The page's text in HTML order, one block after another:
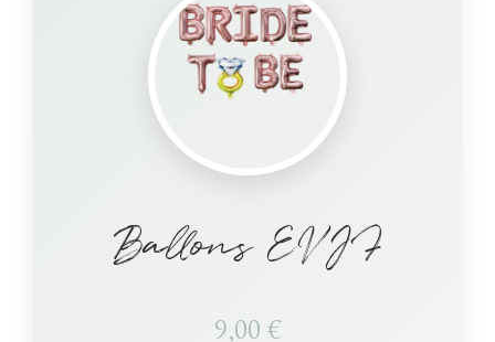
Ballons EVJF
9,00 €